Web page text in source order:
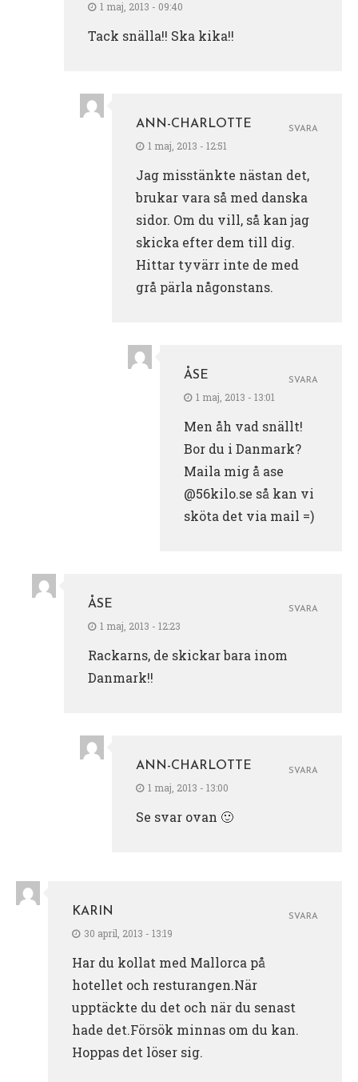
1 maj, 2013 - 09:40
Tack snälla!! Ska kika!!
ANN-CHARLOTTE
1 maj, 2013 - 12:51
Jag misstänkte nästan det,
brukar vara så med danska
sidor. Om du vill, så kan jag
skicka efter dem till dig.
Hittar tyvärr inte de med
grå pärla någonstans.
SVARA
ÅSE
1 maj, 2013 - 13:01
Men åh vad snällt!
Bor du i Danmark?
Maila mig å ase
@56kilo.se så kan vi
sköta det via mail =)
SVARA
ÅSE
1 maj, 2013 - 12:23
Rackarns, de skickar bara inom
Danmark!!
SVARA
ANN-CHARLOTTE
1 maj, 2013 - 13:00
Se svar ovan 🙂
SVARA
KARIN
30 april, 2013 - 13:19
Har du kollat med Mallorca på
hotellet och resturangen.När
upptäckte du det och när du senast
hade det.Försök minnas om du kan.
Hoppas det löser sig.
SVARA